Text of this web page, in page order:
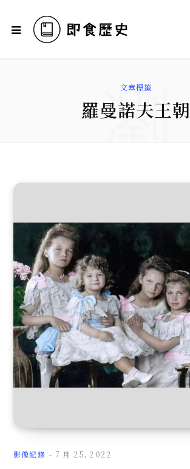
文章標籤
羅曼諾夫王朝
瀏
覽
文
影像記錄 7 月 25, 2022